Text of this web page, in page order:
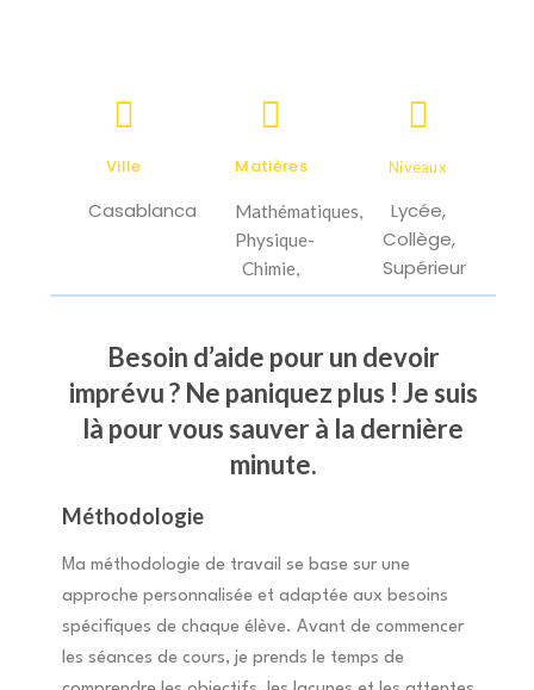
Ville
Casablanca
Matières
Mathématiques,
Physique-
Chimie,
Niveaux
Lycée,
Collège,
Supérieur
Besoin d’aide pour un devoir
imprévu ? Ne paniquez plus ! Je suis
là pour vous sauver à la dernière
minute.
Méthodologie
Ma méthodologie de travail se base sur une
approche personnalisée et adaptée aux besoins
spécifiques de chaque élève. Avant de commencer
les séances de cours, je prends le temps de